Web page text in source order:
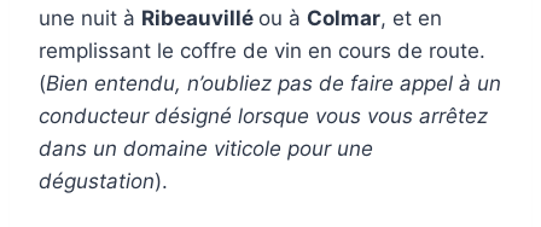
une nuit à Ribeauvillé ou à Colmar, et en
remplissant le coffre de vin en cours de route.
(Bien entendu, n’oubliez pas de faire appel à un
conducteur désigné lorsque vous vous arrêtez
dans un domaine viticole pour une
dégustation).